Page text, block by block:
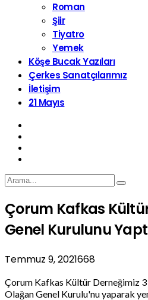
Roman
Şiir
Tiyatro
Yemek
Köşe Bucak Yazıları
Çerkes Sanatçılarımız
İletişim
21 Mayıs
Çorum Kafkas
Genel Kurulunu
Temmuz 9, 2021668
Çorum Kafkas Kültür Derneğimiz
Olağan Genel Kurulu'nu yaparak